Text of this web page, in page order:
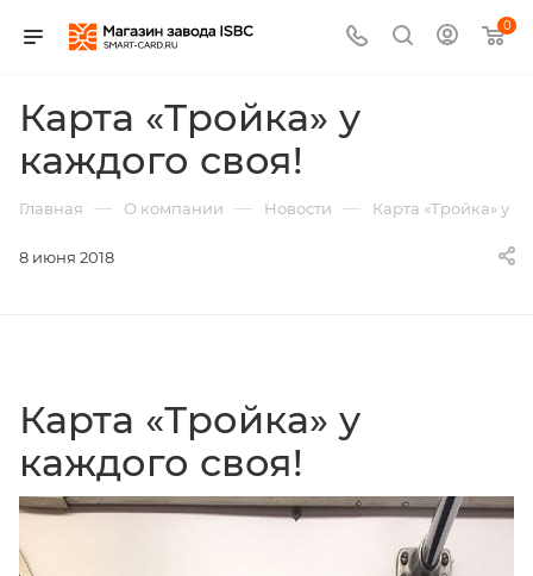
0
Карта «Тройка» у
каждого своя!
Главная — О компании — Новости — Карта «Тройка» у
8 июня 2018
Карта «Тройка» у
каждого своя!